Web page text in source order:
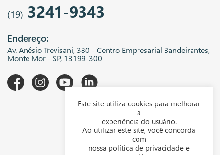
(19) 3241-9343
Endereço:
Av. Anésio Trevisani, 380 - Centro Empresarial Bandeirantes,
Monte Mor - SP, 13199-300
Downloads
Representantes
Este site utiliza cookies para melhorar
a
experiência do usuário.
Ao utilizar este site, você concorda
com
nossa política de privacidade e